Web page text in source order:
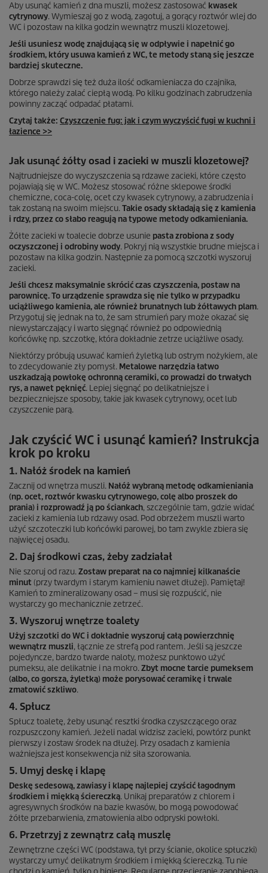
Aby usunąć kamień z dna muszli, możesz zastosować kwasek
cytrynowy. Wymieszaj go z wodą, zagotuj, a gorący roztwór wlej do
WC i pozostaw na kilka godzin wewnątrz muszli klozetowej.
Jeśli usuniesz wodę znajdującą się w odpływie i napełnić go
środkiem, który usuwa kamień z WC, te metody staną się jeszcze
bardziej skuteczne.
Dobrze sprawdzi się też duża ilość odkamieniacza do czajnika,
którego należy zalać ciepłą wodą. Po kilku godzinach zabrudzenia
powinny zacząć odpadać płatami.
Czytaj także: Czyszczenie fug: jak i czym wyczyścić fugi w kuchni i
łazience >>
Jak usunąć żółty osad i zacieki w muszli klozetowej?
Najtrudniejsze do wyczyszczenia są rdzawe zacieki, które często
pojawiają się w WC. Możesz stosować różne sklepowe środki
chemiczne, coca-colę, ocet czy kwasek cytrynowy, a zabrudzenia i
tak zostaną na swoim miejscu.Takie osady składają się z kamienia
i rdzy, przez co słabo reagują na typowe metody odkamieniania.
Żółte zacieki w toalecie dobrze usunie pasta zrobiona z sody
oczyszczonej i odrobiny wody. Pokryj nią wszystkie brudne miejsca i
pozostaw na kilka godzin. Następnie za pomocą szczotki wyszoruj
zacieki.
Jeśli chcesz maksymalnie skrócić czas czyszczenia, postaw na
parownicę. To urządzenie sprawdza się nie tylko w przypadku
uciążliwego kamienia, ale również brunatnych lub żółtawych plam.
Przygotuj się jednak na to, że sam strumień pary może okazać się
niewystarczający i warto sięgnąć również po odpowiednią
końcówkę np. szczotkę, która dokładnie zetrze uciążliwe osady.
Niektórzy próbują usuwać kamień żyletką lub ostrym nożykiem, ale
to zdecydowanie zły pomysł. Metalowe narzędzia łatwo
uszkadzają powłokę ochronną ceramiki, co prowadzi do trwałych
rys, a nawet pęknięć. Lepiej sięgnąć po delikatniejsze i
bezpieczniejsze sposoby, takie jak kwasek cytrynowy, ocet lub
czyszczenie parą.
Jak czyścić WC i usunąć kamień? Instrukcja
krok po kroku
1. Nałóż środek na kamień
Zacznij od wnętrza muszli. Nałóż wybraną metodę odkamieniania
(np. ocet, roztwór kwasku cytrynowego, colę albo proszek do
prania) i rozprowadź ją po ściankach, szczególnie tam, gdzie widać
zacieki z kamienia lub rdzawy osad. Pod obrzeżem muszli warto
użyć szczoteczki lub końcówki parowej, bo tam zwykle zbiera się
najwięcej osadu.
2. Daj środkowi czas, żeby zadziałał
Nie szoruj od razu.Zostaw preparat na co najmniej kilkanaście
minut (przy twardym i starym kamieniu nawet dłużej). Pamiętaj!
Kamień to zmineralizowany osad – musi się rozpuścić, nie
wystarczy go mechanicznie zetrzeć.
3. Wyszoruj wnętrze toalety
Użyj szczotki do WC i dokładnie wyszoruj całą powierzchnię
wewnątrz muszli, łącznie ze strefą pod rantem. Jeśli są jeszcze
pojedyncze, bardzo twarde naloty, możesz punktowo użyć
pumeksu, ale delikatnie i na mokro.Zbyt mocne tarcie pumeksem
(albo, co gorsza, żyletką) może porysować ceramikę i trwale
zmatowić szkliwo.
4. Spłucz
Spłucz toaletę, żeby usunąć resztki środka czyszczącego oraz
rozpuszczony kamień. Jeżeli nadal widzisz zacieki, powtórz punkt
pierwszy i zostaw środek na dłużej. Przy osadach z kamienia
ważniejsza jest konsekwencja niż siła szorowania.
5. Umyj deskę i klapę
Deskę sedesową, zawiasy i klapę najlepiej czyścić łagodnym
środkiem i miękką ściereczką. Unikaj preparatów z chlorem i
agresywnych środków na bazie kwasów, bo mogą powodować
żółte przebarwienia, zmatowienia albo odpryski powłoki.
6. Przetrzyj z zewnątrz całą muszlę
Zewnętrzne części WC (podstawa, tył przy ścianie, okolice spłuczki)
wystarczy umyć delikatnym środkiem i miękką ściereczką. Tu nie